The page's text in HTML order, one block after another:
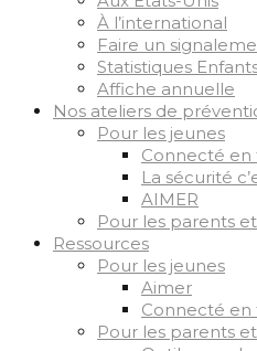
À l’international
Faire un
Statistiques
Affiche annuelle
Nos ateliers de
Pour les jeunes
Connecté
La sécurité
AIMER
Pour les parents
Ressources
Pour les jeunes
Aimer
Connecté
Pour les parents